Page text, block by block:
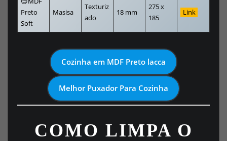
Preto
Soft
Masisa
Texturiz
ado
18 mm
275 x
185
Link
Cozinha em MDF Preto lacca
Melhor Puxador Para Cozinha
COMO LIMPA O